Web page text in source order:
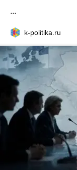
...
k-politika.ru